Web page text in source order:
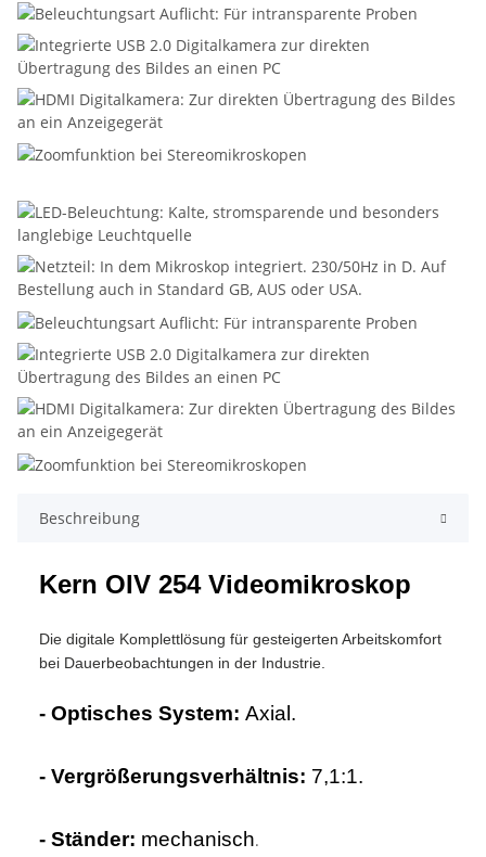
Beschreibung
Kern OIV 254 Videomikroskop
Die digitale Komplettlösung für gesteigerten Arbeitskomfort
bei Dauerbeobachtungen in der Industrie.
- Optisches System: Axial.
- Vergrößerungsverhältnis: 7,1:1.
- Ständer: mechanisch.